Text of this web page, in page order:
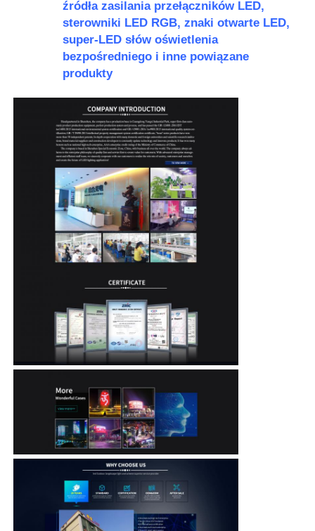
źródła zasilania przełączników LED,
sterowniki LED RGB, znaki otwarte LED,
super-LED słów oświetlenia
bezpośredniego i inne powiązane
produkty